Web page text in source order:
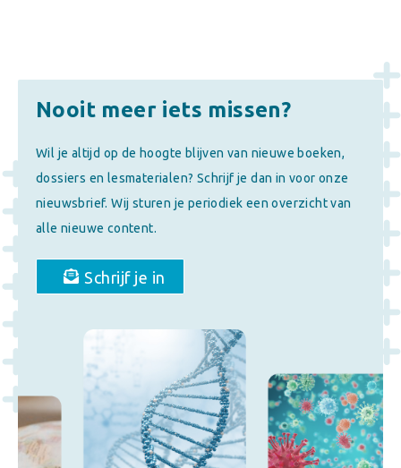
Nooit meer iets missen?
Wil je altijd op de hoogte blijven van nieuwe boeken,
dossiers en lesmaterialen? Schrijf je dan in voor onze
nieuwsbrief. Wij sturen je periodiek een overzicht van
alle nieuwe content.
Schrijf je in